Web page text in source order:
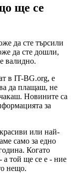
ще се
да сте търсили
да сте дошли,
валидно.
в IT-BG.org, е
да плащаш, не
Новините са
за
или най-
само за едно
Когато
а той ще се е - ние
нещо.